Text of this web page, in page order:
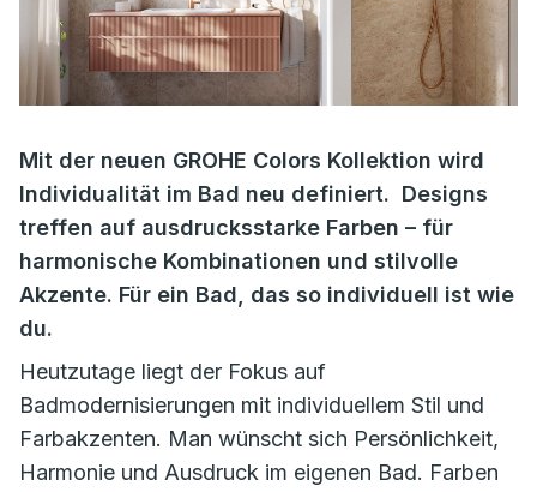
Mit der neuen GROHE Colors Kollektion wird
Individualität im Bad neu definiert. Designs
treffen auf ausdrucksstarke Farben – für
harmonische Kombinationen und stilvolle
Akzente. Für ein Bad, das so individuell ist wie
du.
Heutzutage liegt der Fokus auf
Badmodernisierungen mit individuellem Stil und
Farbakzenten. Man wünscht sich Persönlichkeit,
Harmonie und Ausdruck im eigenen Bad. Farben